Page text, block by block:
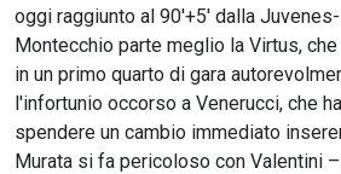
oggi raggiunto al 90'+5' dalla
Montecchio parte meglio la Virtus,
in un primo quarto di gara
l'infortunio occorso a Venerucci, che
spendere un cambio immediato
Murata si fa pericoloso con Valentini